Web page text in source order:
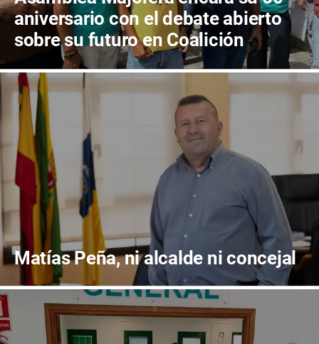
aniversario con el debate abierto
sobre su futuro en Coalición
Canaria
Matías Peña, ni alcalde ni concejal